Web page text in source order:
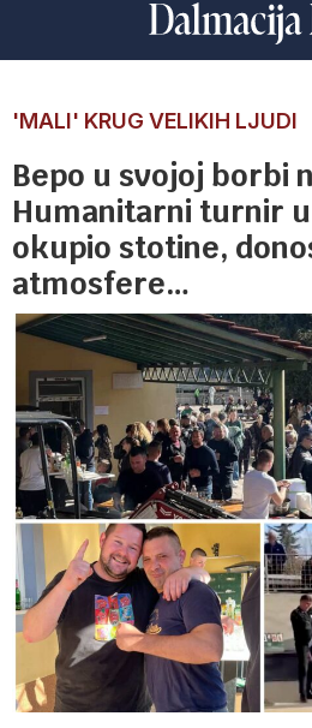
'MALI' KRUG VELIKIH LJUDI
Bepo u svojoj borbi
Humanitarni turnir
okupio stotine,
atmosfere…